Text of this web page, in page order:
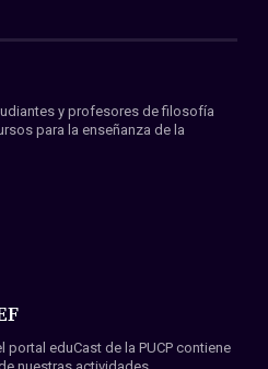
y profesores de filosofía
para la enseñanza de la
portal eduCast de la PUCP contiene
nuestras actividades.